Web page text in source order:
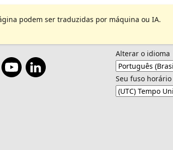
podem ser traduzidas por máquina ou IA.
Alterar o idioma
Seu fuso horário